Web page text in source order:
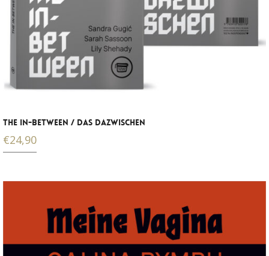
THE IN-BETWEEN / DAS DAZWISCHEN
€24,90